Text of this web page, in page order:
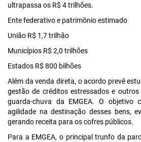
ultrapassa os R$ 4 trilhões.
Ente federativo e patrimônio estimado
União R$ 1,7 trilhão
Municípios R$ 2,0 trilhões
Estados R$ 800 bilhões
Além da venda direta, o acordo prevê
gestão de créditos estressados e
guarda-chuva da EMGEA. O objetivo
agilidade na destinação desses bens,
gerando receita para os cofres públicos.
Para a EMGEA, o principal trunfo da